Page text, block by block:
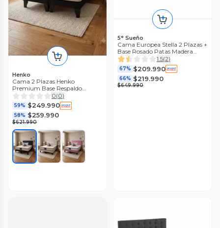
Henko
Cama 2 Plazas Henko
Premium Base Respaldo
Colchon Almohadas Juego de
sabana
0(0)
59% $249.990
58% $259.990
$621.990
5° Sueño
Cama Europea Stella 2 Plazas +
Base Rosado Patas Madera
Color Caoba + Respaldo Lino
Tubular Rosado
1.5(2)
67% $209.990
66% $219.990
$649.990